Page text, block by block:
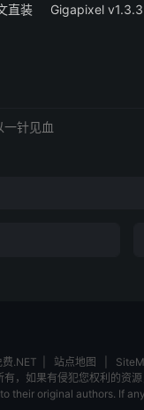
直装
Gigapixel
费.NET 站点地图
，如果有侵犯您权利的资
original authors. If